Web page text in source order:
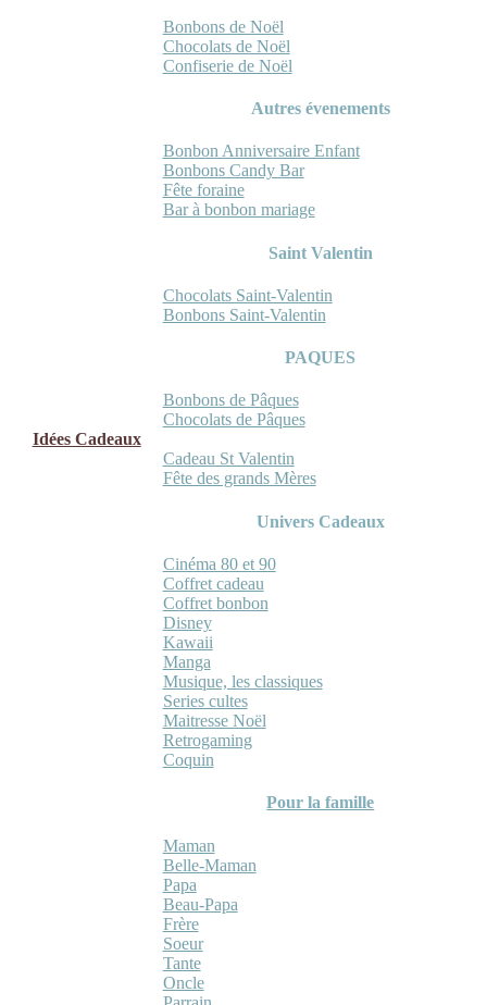
Bonbons de Noël
Chocolats de Noël
Confiserie de Noël
Autres évenements
Bonbon Anniversaire Enfant
Bonbons Candy Bar
Fête foraine
Bar à bonbon mariage
Saint Valentin
Chocolats Saint-Valentin
Bonbons Saint-Valentin
PAQUES
Bonbons de Pâques
Chocolats de Pâques
Idées Cadeaux
Cadeau St Valentin
Fête des grands Mères
Univers Cadeaux
Cinéma 80 et 90
Coffret cadeau
Coffret bonbon
Disney
Kawaii
Manga
Musique, les classiques
Series cultes
Maitresse Noël
Retrogaming
Coquin
Pour la famille
Maman
Belle-Maman
Papa
Beau-Papa
Frère
Soeur
Tante
Oncle